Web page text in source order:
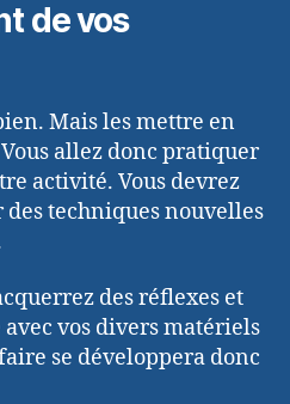
de vos
Mais les mettre en
allez donc pratiquer
activité. Vous devrez
techniques nouvelles
des réflexes et
avec vos divers matériels
se développera donc